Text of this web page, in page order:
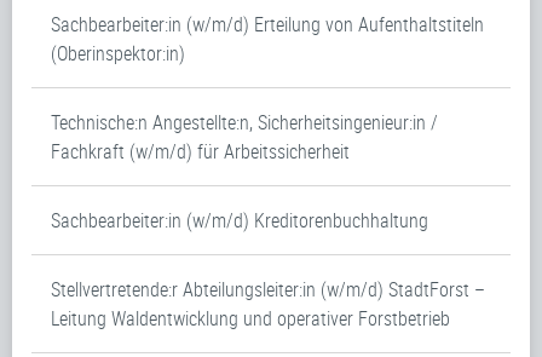
Sachbearbeiter:in (w/m/d) Erteilung von Aufenthaltstiteln
(Oberinspektor:in)
Technische:n Angestellte:n, Sicherheitsingenieur:in /
Fachkraft (w/m/d) für Arbeitssicherheit
Sachbearbeiter:in (w/m/d) Kreditorenbuchhaltung
Stellvertretende:r Abteilungsleiter:in (w/m/d) StadtForst –
Leitung Waldentwicklung und operativer Forstbetrieb